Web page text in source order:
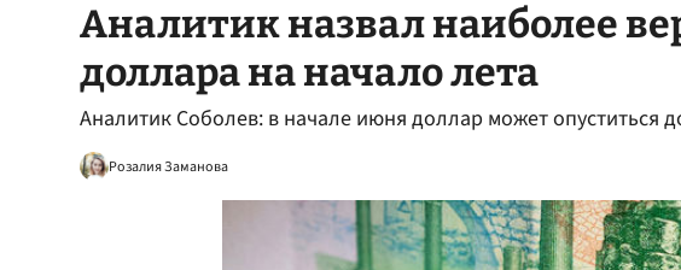
Аналитик назвал наиболее
доллара на начало лета
Аналитик Соболев: в начале июня доллар может опуститься
Розалия Заманова